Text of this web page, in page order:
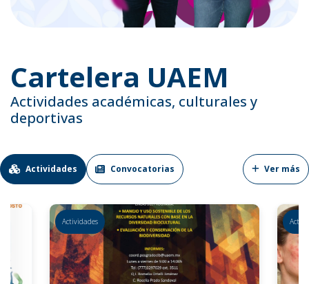
Cartelera UAEM
Actividades académicas, culturales y
deportivas
Actividades Convocatorias Ver más
Actividades